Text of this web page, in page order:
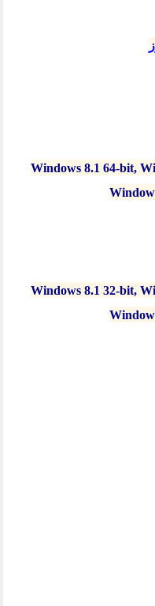
Windows 8.1 64-bit,
Windows 8.1 32-bit,